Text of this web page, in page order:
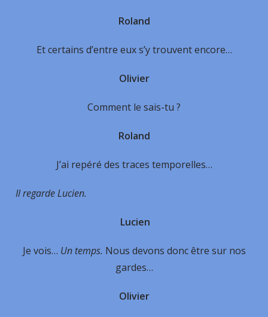
Roland
Et certains d’entre eux s’y trouvent encore…
Olivier
Comment le sais-tu ?
Roland
J’ai repéré des traces temporelles…
Il regarde Lucien.
Lucien
Je vois… Un temps. Nous devons donc être sur nos
gardes…
Olivier